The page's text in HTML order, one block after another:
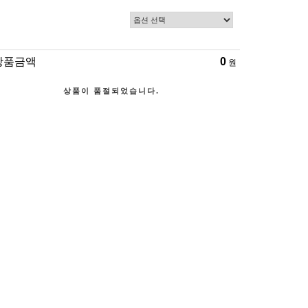
품금액 0 원
상품이 품절되었습니다.